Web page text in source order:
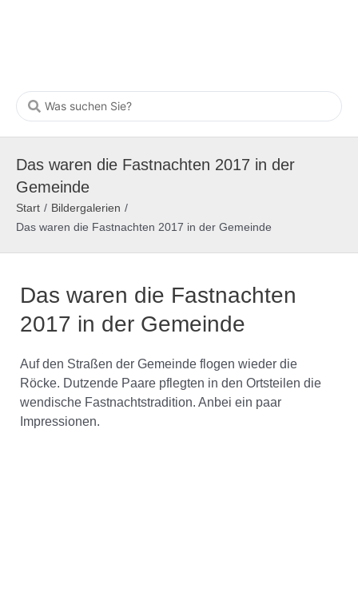
Das waren die Fastnachten 2017 in der
Gemeinde
Start / Bildergalerien /
Das waren die Fastnachten 2017 in der Gemeinde
Das waren die Fastnachten
2017 in der Gemeinde
Auf den Straßen der Gemeinde flogen wieder die
Röcke. Dutzende Paare pflegten in den Ortsteilen die
wendische Fastnachtstradition. Anbei ein paar
Impressionen.